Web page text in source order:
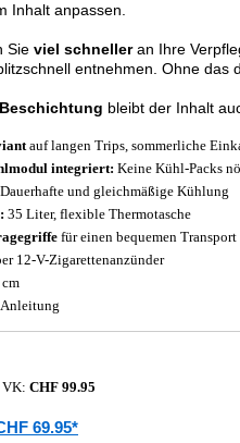
Inhalt anpassen.
Sie viel schnelleran Ihre
entnehmen. Ohne das
bleibt der Inhalt
auf langen Trips, sommerliche
integriert: Keine Kühl-Packs
Dauerhafte und gleichmäßige Kühlung
35 Liter, flexible Thermotasche
für einen bequemen Transport
12-V-Zigarettenanzünder
VK: CHF 99.95
69.95*